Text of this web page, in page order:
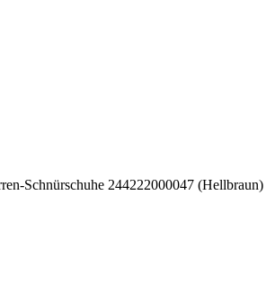
Schnürschuhe 244222000047 (Hellbraun)